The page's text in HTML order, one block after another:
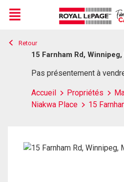
Live
En Direct
Menu
Retour
15 Farnham Rd, Winnipeg,
Pas présentement à
Accueil Propriétés
Niakwa Place
15